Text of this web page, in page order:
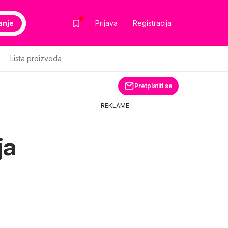
Prijava Registracija
Lista proizvoda
Pretplatiti se
REKLAME